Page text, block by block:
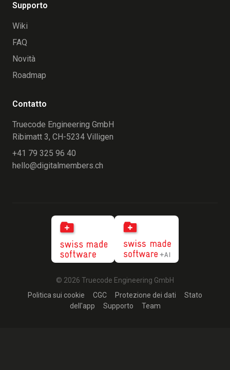
Supporto
Wiki
FAQ
Novità
Roadmap
Contatto
Truecode Engineering GmbH
Ribimatt 3, CH-5234 Villigen
+41 79 325 96 40
hello@digitalmembers.ch
© 2026 Truecode Engineering GmbH
Politica sui cookie
CGC Protezione dei dati
Stato
dell'app
Supporto Team